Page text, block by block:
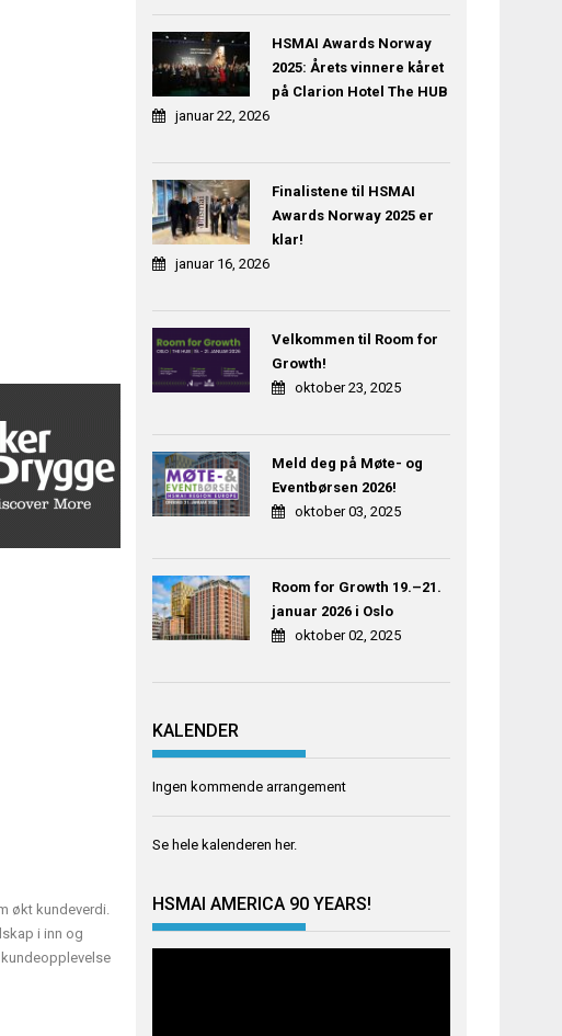
økt kundeverdi.
i inn og
HSMAI Awards Norway
2025: Årets vinnere kåret
på Clarion Hotel The HUB
januar 22, 2026
Finalistene til HSMAI
Awards Norway 2025 er
klar!
januar 16, 2026
Velkommen til Room for
Growth!
oktober 23, 2025
Meld deg på Møte- og
Eventbørsen 2026!
oktober 03, 2025
Room for Growth 19.–21.
januar 2026 i Oslo
oktober 02, 2025
KALENDER
Ingen kommende arrangement
Se hele kalenderen her.
HSMAI AMERICA 90 YEARS!